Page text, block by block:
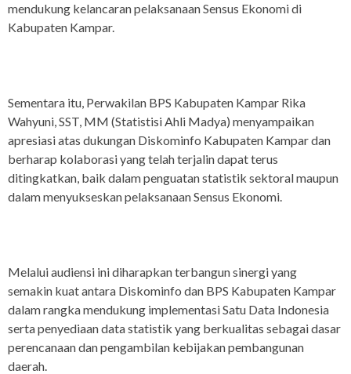
mendukung kelancaran pelaksanaan Sensus Ekonomi di
Kabupaten Kampar.
Sementara itu, Perwakilan BPS Kabupaten Kampar Rika
Wahyuni, SST, MM (Statistisi Ahli Madya) menyampaikan
apresiasi atas dukungan Diskominfo Kabupaten Kampar dan
berharap kolaborasi yang telah terjalin dapat terus
ditingkatkan, baik dalam penguatan statistik sektoral maupun
dalam menyukseskan pelaksanaan Sensus Ekonomi.
Melalui audiensi ini diharapkan terbangun sinergi yang
semakin kuat antara Diskominfo dan BPS Kabupaten Kampar
dalam rangka mendukung implementasi Satu Data Indonesia
serta penyediaan data statistik yang berkualitas sebagai dasar
perencanaan dan pengambilan kebijakan pembangunan
daerah.